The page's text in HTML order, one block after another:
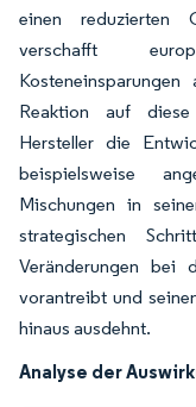
einen reduzierten
verschafft
Reaktion auf diese
Hersteller die
beispielsweise
Mischungen in
strategischen
Veränderungen bei
vorantreibt und
hinaus ausdehnt.
Analyse der